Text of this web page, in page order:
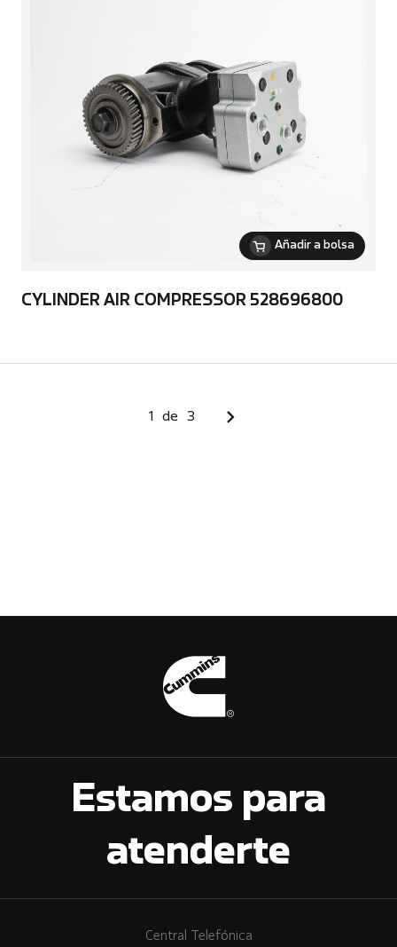
Añadir a bolsa
CYLINDER AIR COMPRESSOR 528696800
1 de 3
Estamos para
atenderte
Central Telefónica